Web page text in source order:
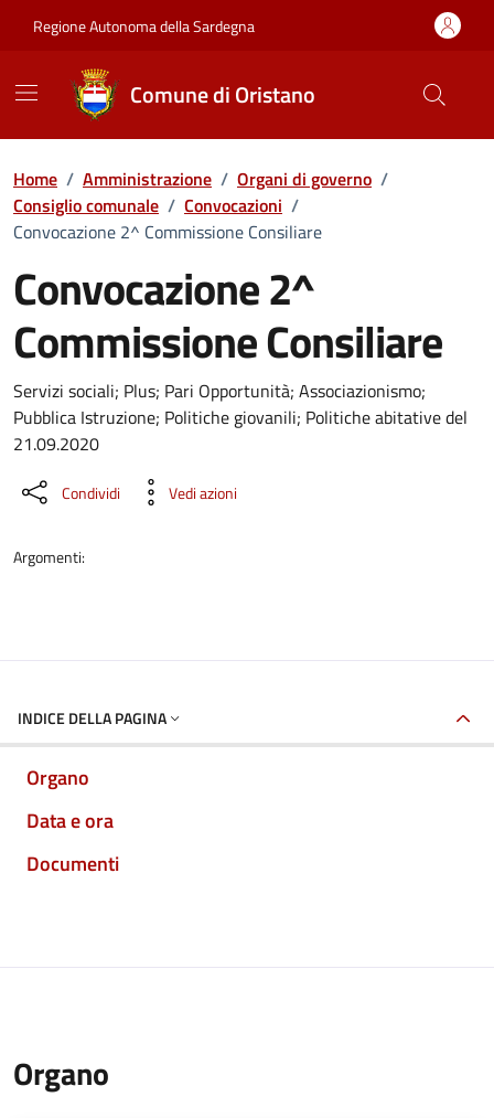
Regione Autonoma della Sardegna
Comune di Oristano
Home / Amministrazione / Organi di governo /
Consiglio comunale / Convocazioni /
Convocazione 2^ Commissione Consiliare
Convocazione 2^
Commissione Consiliare
???portal.DettaglioConvocazione???
Servizi sociali; Plus; Pari Opportunità; Associazionismo;
Pubblica Istruzione; Politiche giovanili; Politiche abitative del
21.09.2020
Condividi Vedi azioni
Argomenti:
INDICE DELLA PAGINA
Organo
Data e ora
Documenti
Organo